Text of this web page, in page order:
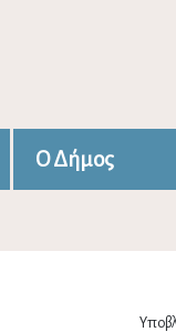
Ο Δήμος